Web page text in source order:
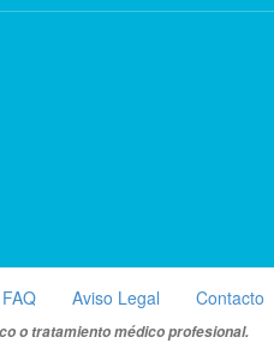
FAQ Aviso Legal Contacto
o tratamiento médico profesional.